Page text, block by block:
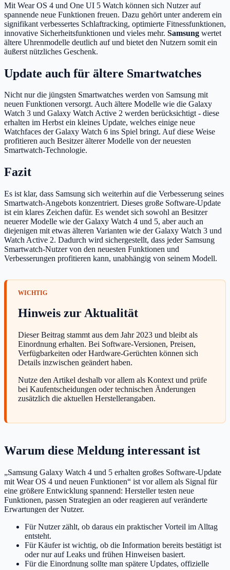
Mit Wear OS 4 und One UI 5 Watch können sich Nutzer auf
spannende neue Funktionen freuen. Dazu gehört unter anderem ein
signifikant verbessertes Schlaftracking, optimierte Fitnessfunktionen,
innovative Sicherheitsfunktionen und vieles mehr. Samsung wertet
ältere Uhrenmodelle deutlich auf und bietet den Nutzern somit ein
äußerst nützliches Geschenk.
Update auch für ältere Smartwatches
Nicht nur die jüngsten Smartwatches werden von Samsung mit
neuen Funktionen versorgt. Auch ältere Modelle wie die Galaxy
Watch 3 und Galaxy Watch Active 2 werden berücksichtigt - diese
erhalten im Herbst ein kleines Update, welches einige neue
Watchfaces der Galaxy Watch 6 ins Spiel bringt. Auf diese Weise
profitieren auch Besitzer älterer Modelle von der neuesten
Smartwatch-Technologie.
Fazit
Es ist klar, dass Samsung sich weiterhin auf die Verbesserung seines
Smartwatch-Angebots konzentriert. Dieses große Software-Update
ist ein klares Zeichen dafür. Es wendet sich sowohl an Besitzer
neuerer Modelle wie der Galaxy Watch 4 und 5, aber auch an
diejenigen mit etwas älteren Varianten wie der Galaxy Watch 3 und
Watch Active 2. Dadurch wird sichergestellt, dass jeder Samsung
Smartwatch-Nutzer von den neuesten Funktionen und
Verbesserungen profitieren kann, unabhängig von seinem Modell.
Hinweis zur Aktualität
Dieser Beitrag stammt aus dem Jahr 2023 und bleibt als
Einordnung erhalten. Bei Software-Versionen, Preisen,
Verfügbarkeiten oder Hardware-Gerüchten können sich
Details inzwischen geändert haben.
Nutze den Artikel deshalb vor allem als Kontext und prüfe
bei Kaufentscheidungen oder technischen Änderungen
zusätzlich die aktuellen Herstellerangaben.
Warum diese Meldung interessant ist
„Samsung Galaxy Watch 4 und 5 erhalten großes Software-Update
mit Wear OS 4 und neuen Funktionen“ ist vor allem als Signal für
eine größere Entwicklung spannend: Hersteller testen neue
Funktionen, passen Strategien an oder reagieren auf veränderte
Erwartungen der Nutzer.
Für Nutzer zählt, ob daraus ein praktischer Vorteil im Alltag
entsteht.
Für Käufer ist wichtig, ob die Information bereits bestätigt ist
oder nur auf Leaks und frühen Hinweisen basiert.
Für die Einordnung sollte man spätere Updates, offizielle